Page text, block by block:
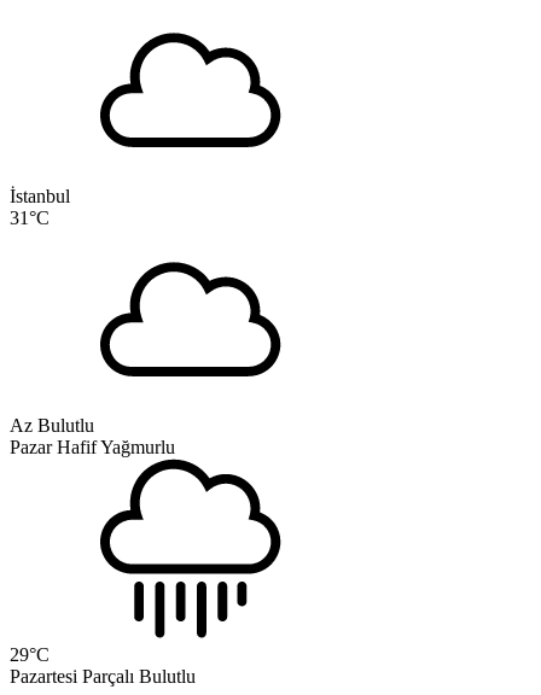
İstanbul
31°C
Az Bulutlu
Pazar Hafif Yağmurlu
29°C
Pazartesi Parçalı Bulutlu